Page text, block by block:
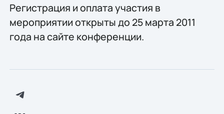
Регистрация и оплата участия в
мероприятии открыты до 25 марта 2011
года на сайте конференции.